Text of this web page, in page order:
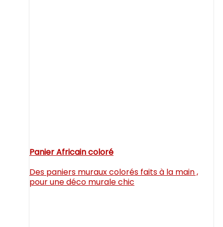
Panier Africain coloré
Des paniers muraux colorés faits à la main ,
pour une déco murale chic